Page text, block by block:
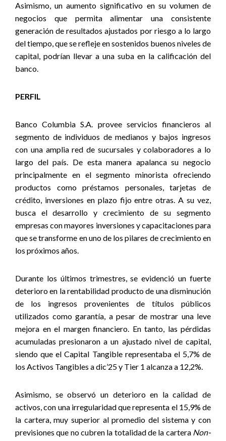
Asimismo, un aumento significativo en su volumen de
negocios que permita alimentar una consistente
generación de resultados ajustados por riesgo a lo largo
del tiempo, que se refleje en sostenidos buenos niveles de
capital, podrían llevar a una suba en la calificación del
banco.
PERFIL
Banco Columbia S.A. provee servicios financieros al
segmento de individuos de medianos y bajos ingresos
con una amplia red de sucursales y colaboradores a lo
largo del país. De esta manera apalanca su negocio
principalmente en el segmento minorista ofreciendo
productos como préstamos personales, tarjetas de
crédito, inversiones en plazo fijo entre otras. A su vez,
busca el desarrollo y crecimiento de su segmento
empresas con mayores inversiones y capacitaciones para
que se transforme en uno de los pilares de crecimiento en
los próximos años.
Durante los últimos trimestres, se evidenció un fuerte
deterioro en la rentabilidad producto de una disminución
de los ingresos provenientes de títulos públicos
utilizados como garantía, a pesar de mostrar una leve
mejora en el margen financiero. En tanto, las pérdidas
acumuladas presionaron a un ajustado nivel de capital,
siendo que elCapital Tangible representaba el 5,7% de
los Activos Tangibles a dic’25y Tier 1 alcanza a 12,2%.
Asimismo, se observó un deterioro en la calidad de
activos, con una irregularidad que representa el 15,9% de
la cartera, muy superior al promedio del sistema y con
previsiones que no cubren la totalidad de la cartera Non-